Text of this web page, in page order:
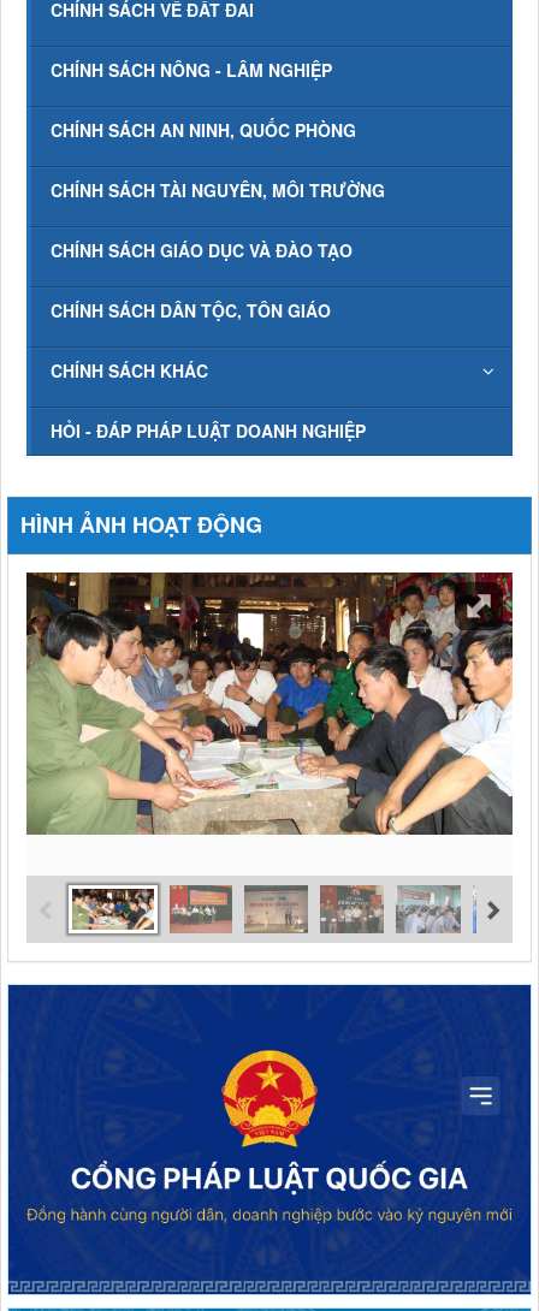
CHÍNH SÁCH VỀ ĐẤT ĐAI
CHÍNH SÁCH NÔNG - LÂM NGHIỆP
CHÍNH SÁCH AN NINH, QUỐC PHÒNG
CHÍNH SÁCH TÀI NGUYÊN, MÔI TRƯỜNG
CHÍNH SÁCH GIÁO DỤC VÀ ĐÀO TẠO
CHÍNH SÁCH DÂN TỘC, TÔN GIÁO
CHÍNH SÁCH KHÁC
HỎI - ĐÁP PHÁP LUẬT DOANH NGHIỆP
HÌNH ẢNH HOẠT ĐỘNG